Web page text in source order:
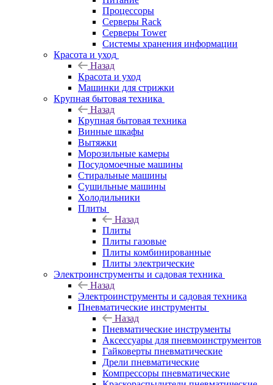
Процессоры
Серверы Rack
Серверы Tower
Системы хранения информации
Красота и уход
Назад
Красота и уход
Машинки для стрижки
Крупная бытовая техника
Назад
Крупная бытовая техника
Винные шкафы
Вытяжки
Морозильные камеры
Посудомоечные машины
Стиральные машины
Сушильные машины
Холодильники
Плиты
Назад
Плиты
Плиты газовые
Плиты комбинированные
Плиты электрические
Электроинструменты и садовая техника
Назад
Электроинструменты и садовая техника
Пневматические инструменты
Назад
Пневматические инструменты
Аксессуары для пневмоинструментов
Гайковерты пневматические
Дрели пневматические
Компрессоры пневматические